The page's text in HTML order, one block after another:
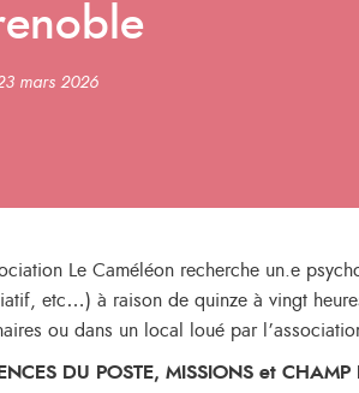
mars 2026
Le Caméléon recherche un.e
etc…) à raison de quinze à vingt
ou dans un local loué par
DU POSTE, MISSIONS et CHAMP